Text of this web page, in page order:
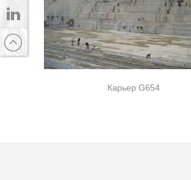
Карьер G654